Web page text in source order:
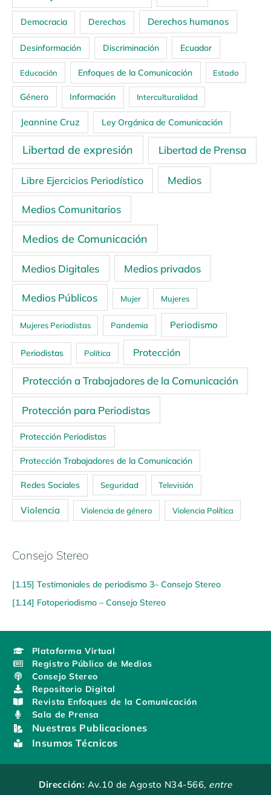
Democracia Derechos Derechos humanos
Desinformación Discriminación Ecuador
Educación Enfoques de la Comunicación Estado
Género Información Interculturalidad
Jeannine Cruz Ley Orgánica de Comunicación
Libertad de expresión Libertad de Prensa
Libre Ejercicios Periodístico Medios
Medios Comunitarios
Medios de Comunicación
Medios Digitales Medios privados
Medios Públicos Mujer Mujeres
Mujeres Periodistas Pandemia Periodismo
Periodistas Política Protección
Protección a Trabajadores de la Comunicación
Protección para Periodistas
Protección Periodistas
Protección Trabajadores de la Comunicación
Redes Sociales Seguridad Televisión
Violencia Violencia de género Violencia Política
Consejo Stereo
[1.15] Testimoniales de periodismo 3– Consejo Stereo
[1.14] Fotoperiodismo – Consejo Stereo
Plataforma Virtual
Registro Público de Medios
Consejo Stereo
Repositorio Digital
Revista Enfoques de la Comunicación
Sala de Prensa
Nuestras Publicaciones
Insumos Técnicos
Dirección: Av.10 de Agosto N34-566, entre